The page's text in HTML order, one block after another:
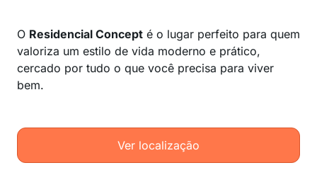
O Residencial Concept é o lugar perfeito para quem
valoriza um estilo de vida moderno e prático,
cercado por tudo o que você precisa para viver
bem.
Ver localização